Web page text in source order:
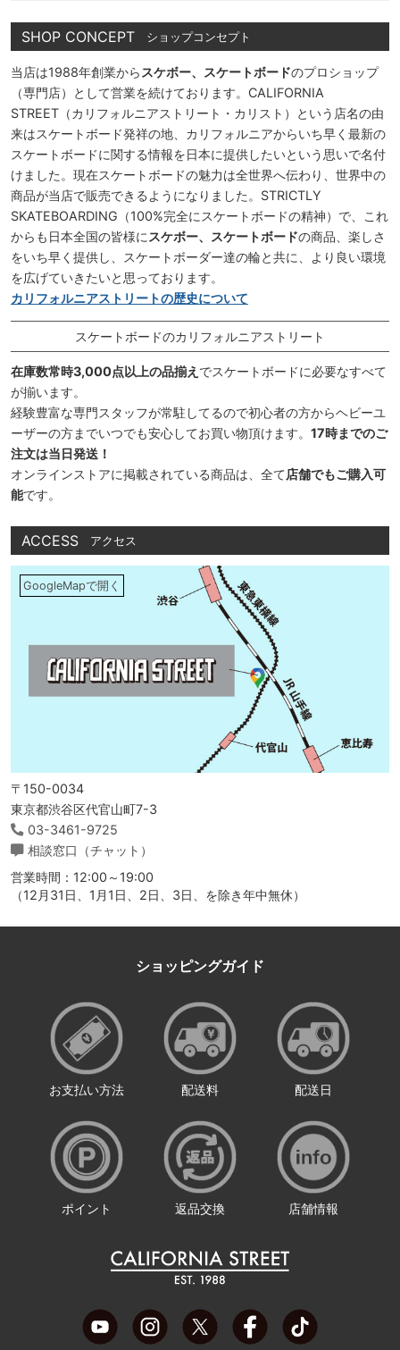
SHOP CONCEPT ショップコンセプト
当店は1988年創業から スケボー、スケートボードのプロショップ
（専門店）として営業を続けております。CALIFORNIA
STREET（カリフォルニアストリート・カリスト）という店名の由
来はスケートボード発祥の地、カリフォルニアからいち早く最新の
スケートボードに関する情報を日本に提供したいという思いで名付
けました。現在スケートボードの魅力は全世界へ伝わり、世界中の
商品が当店で販売できるようになりました。STRICTLY
SKATEBOARDING（100%完全にスケートボードの精神）で、これ
からも日本全国の皆様に スケボー、スケートボードの商品、楽しさ
をいち早く提供し、スケートボーダー達の輪と共に、より良い環境
を広げていきたいと思っております。
カリフォルニアストリートの歴史について
スケートボードのカリフォルニアストリート
在庫数常時3,000点以上の品揃え でスケートボードに必要なすべて
が揃います。
経験豊富な専門スタッフが常駐してるので初心者の方からヘビーユ
ーザーの方までいつでも安心してお買い物頂けます。 17時までのご
注文は当日発送！
オンラインストアに掲載されている商品は、全て店舗でもご購入可
能です。
ACCESS アクセス
GoogleMapで開く
〒150-0034
東京都渋谷区代官山町7-3
03-3461-9725
相談窓口（チャット）
営業時間：12:00～19:00
（12月31日、1月1日、2日、3日、を除き年中無休）
ショッピングガイド
お支払い方法 配送料 配送日
ポイント 返品交換 店舗情報